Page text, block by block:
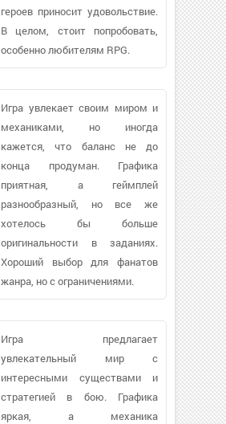
героев приносит удовольствие.
В целом, стоит попробовать,
особенно любителям RPG.
Игра увлекает своим миром и
механиками, но иногда
кажется, что баланс не до
конца продуман. Графика
приятная, а геймплей
разнообразный, но все же
хотелось бы больше
оригинальности в заданиях.
Хороший выбор для фанатов
жанра, но с ограничениями.
Игра предлагает
увлекательный мир с
интересными существами и
стратегией в бою. Графика
яркая, а механика